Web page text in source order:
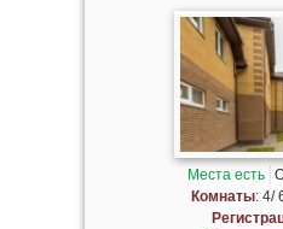
Места есть
Комнаты: 4/